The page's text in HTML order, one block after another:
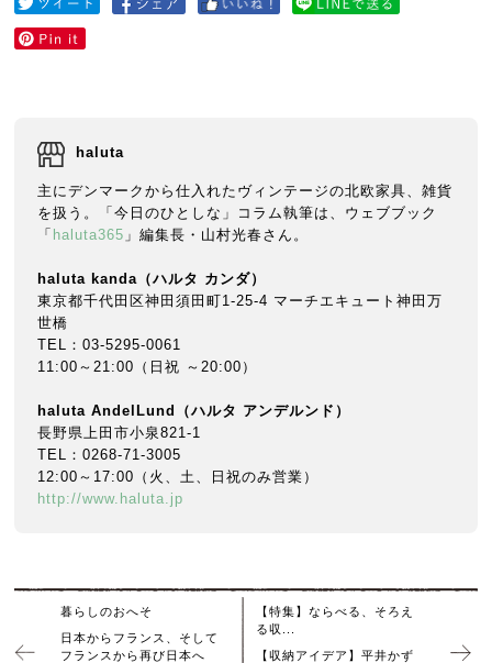
haluta
主にデンマークから仕入れたヴィンテージの北欧家具、雑貨
を扱う。「今日のひとしな」コラム執筆は、ウェブブック
「 haluta365 」編集長・山村光春さん。
haluta kanda （ハルタ カンダ）
東京都千代田区神田須田町1-25-4 マーチエキュート神田万
世橋
TEL：03-5295-0061
11:00～21:00（日祝 ～20:00）
haluta AndelLund （ハルタ アンデルンド）
長野県上田市小泉821-1
TEL：0268-71-3005
12:00～17:00（火、土、日祝のみ営業）
http://www.haluta.jp
暮らしのおへそ
日本からフランス、そして
フランスから再び日本へ
【特集】ならべる、そろえ
る収...
【収納アイデア】平井かず